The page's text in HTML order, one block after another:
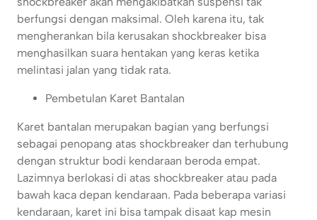
berfungsi dengan maksimal. Oleh karena itu, tak
mengherankan bila kerusakan shockbreaker bisa
menghasilkan suara hentakan yang keras ketika
melintasi jalan yang tidak rata.
Pembetulan Karet Bantalan
Karet bantalan merupakan bagian yang berfungsi
sebagai penopang atas shockbreaker dan terhubung
dengan struktur bodi kendaraan beroda empat.
Lazimnya berlokasi di atas shockbreaker atau pada
bawah kaca depan kendaraan. Pada beberapa variasi
kendaraan, karet ini bisa tampak disaat kap mesin